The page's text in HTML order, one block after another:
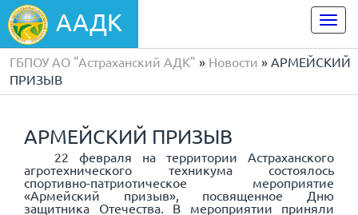
ААДК
ГБПОУ АО "Астраханский АДК" » Новости » АРМЕЙСКИЙ
ПРИЗЫВ
АРМЕЙСКИЙ ПРИЗЫВ
22 февраля на территории Астраханского
агротехнического техникума состоялось
спортивно-патриотическое мероприятие
«Армейский призыв», посвященное Дню
защитника Отечества. В мероприятии приняли